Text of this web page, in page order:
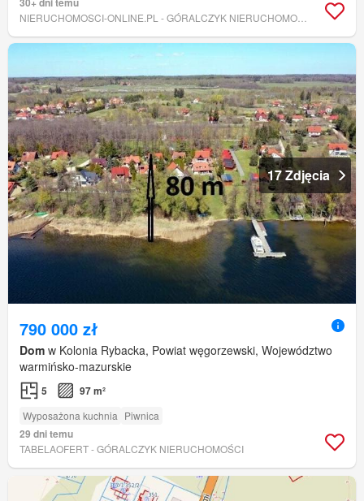
17 Zdjęcia
790 000 zł
Dom w Kolonia Rybacka, Powiat węgorzewski, Województwo
warmińsko-mazurskie
5 97 m²
Wyposażona kuchnia Piwnica
29 dni temu
TABELAOFERT - GÓRALCZYK NIERUCHOMOŚCI